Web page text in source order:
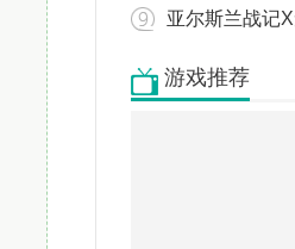
亚尔斯兰战记
游戏推荐